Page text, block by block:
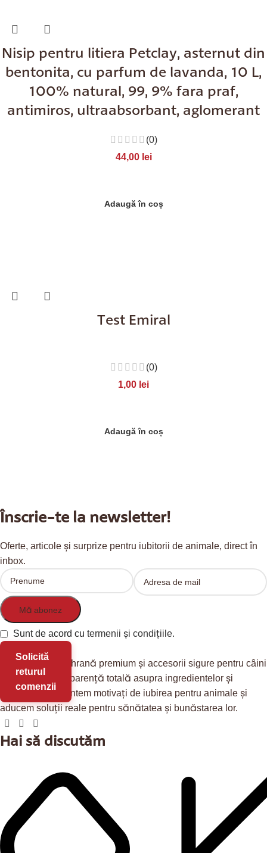
Nisip pentru litiera Petclay, asternut din
bentonita, cu parfum de lavanda, 10 L,
100% natural, 99, 9% fara praf,
antimiros, ultraabsorbant, aglomerant
(0)
44,00 lei
Adaugă în coș
Test Emiral
(0)
1,00 lei
Adaugă în coș
Înscrie-te la newsletter!
Oferte, articole și surprize pentru iubitorii de animale, direct în
inbox.
Sunt de acord cu termenii și condițiile.
Solicită
returul
comenzii
Redis Petoferă hrană premium și accesorii sigure pentru câini
și pisici, cu transparență totală asupra ingredientelor și
provenienței. Suntem motivați de iubirea pentru animale și
aducem soluții reale pentru sănătatea și bunăstarea lor.
Hai să discutăm